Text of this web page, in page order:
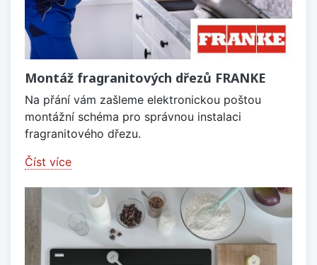
Montáž fragranitových dřezů FRANKE
Na přání vám zašleme elektronickou poštou
montážní schéma pro správnou instalaci
fragranitového dřezu.
Číst více